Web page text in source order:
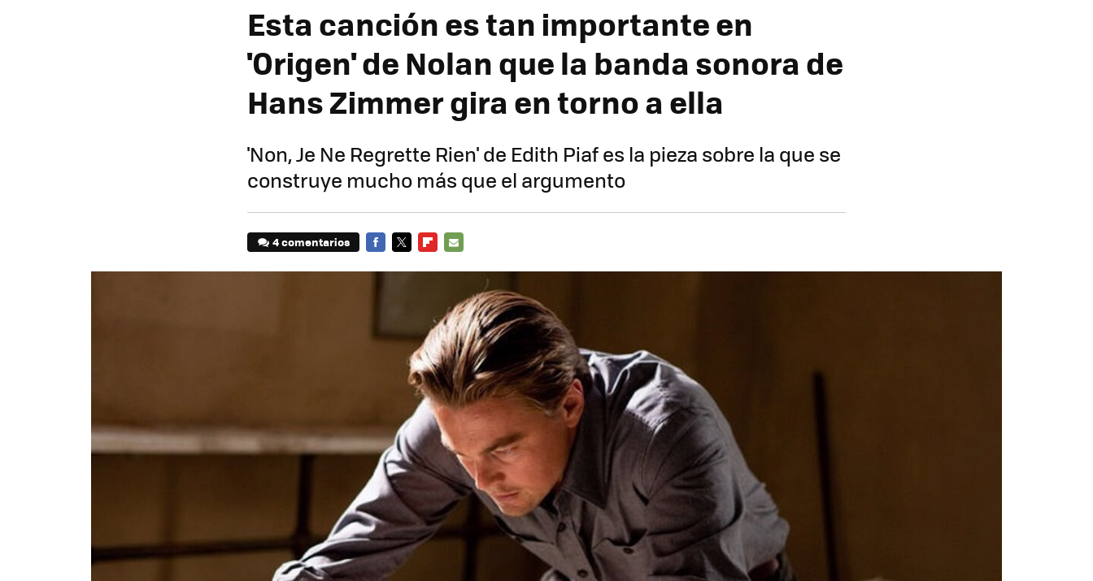
Esta canción es tan importante en
'Origen' de Nolan que la banda sonora de
Hans Zimmer gira en torno a ella
'Non, Je Ne Regrette Rien' de Edith Piaf es la pieza sobre la que se
construye mucho más que el argumento
4 comentarios